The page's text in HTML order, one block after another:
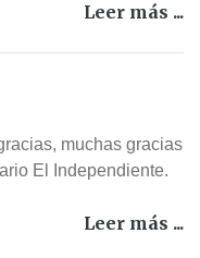
Leer más ...
muchas gracias
El Independiente.
Leer más ...